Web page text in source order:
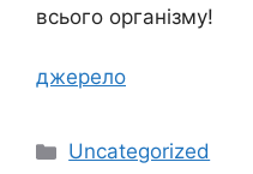
всього організму!
джерело
Категорії
Uncategorized